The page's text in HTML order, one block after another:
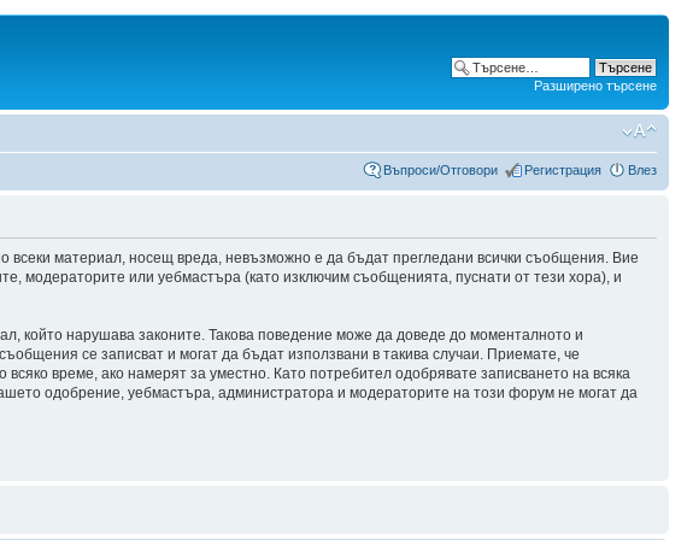
Разширено търсене
Въпроси/Отговори Регистрация Влез
материал, носещ вреда, невъзможно е да бъдат прегледани всички съобщения. Вие
модераторите или уебмастъра (като изключим съобщенията, пуснати от тези хора), и
който нарушава законите. Такова поведение може да доведе до моменталното и
се записват и могат да бъдат използвани в такива случаи. Приемате, че
време, ако намерят за уместно. Като потребител одобрявате записването на всяка
одобрение, уебмастъра, администратора и модераторите на този форум не могат да